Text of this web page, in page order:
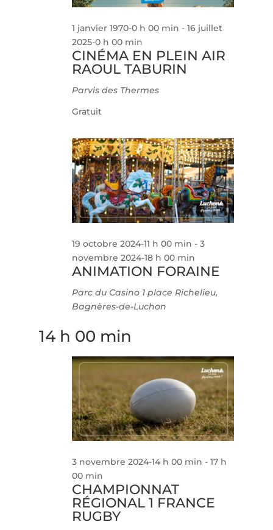
CINÉMA EN PLEIN AIR
RAOUL TABURIN
1 janvier 1970-0 h 00 min -16 juillet
2025-0 h 00 min
Parvis des Thermes
Gratuit
ANIMATION FORAINE
19 octobre 2024-11 h 00 min -3
novembre 2024-18 h 00 min
Parc du Casino 1 place Richelieu,
Bagnères-de-Luchon
14 h 00 min
CHAMPIONNAT
RÉGIONAL 1 FRANCE
RUGBY
3 novembre 2024-14 h 00 min -17 h
00 min